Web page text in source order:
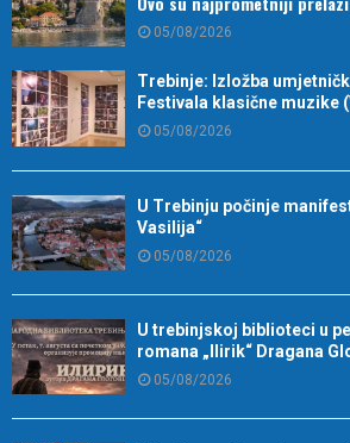
05/08/2026
Trebinje: Izložba
Festivala klasične muzike
05/08/2026
U Trebinju počinje
Vasilija“
05/08/2026
U trebinjskoj biblioteci u
romana „Ilirik“ Dragana
05/08/2026